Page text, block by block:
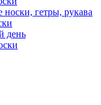
гетры, рукава
день